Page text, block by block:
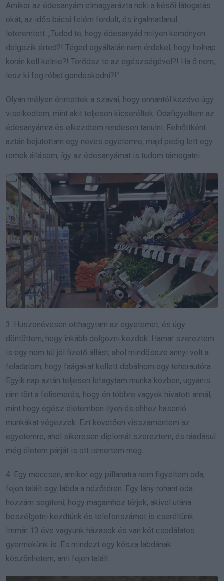
Amikor az édesanyám elmagyarázta neki a késői látogatás
okát, az idős bácsi felém fordult, és irgalmatlanul
leteremtett: „Tudod te, hogy édesanyád milyen keményen
dolgozik érted?! Téged egyáltalán nem érdekel, hogy holnap
korán kell kelnie?! Törődsz te az egészségével?! Ha ő nem,
lesz ki fog rólad gondoskodni?!”
Olyan mélyen érintettek a szavai, hogy onnantól kezdve úgy
viselkedtem, mint akit teljesen kicseréltek. Odafigyeltem az
édesanyámra és elkezdtem rendesen tanulni. Felnőttként
aztán bejutottam egy neves egyetemre, majd pedig lett egy
remek állásom, így az édesanyámat is tudom támogatni.
3. Huszonévesen otthagytam az egyetemet, és úgy
döntöttem, hogy inkább dolgozni kezdek. Hamar szereztem
is egy nem túl jól fizető állást, ahol mindössze annyi volt a
feladatom, hogy faágakat kellett dobálnom egy teherautóra.
Egyik nap aztán teljesen lefagytam munka közben, ugyanis
rám tört a felismerés, hogy én többre vagyok hivatott annál,
mint hogy egész életemben ilyen és ehhez hasonló
munkákat végezzek. Ezt követően visszamentem az
egyetemre, ahol sikeresen diplomát szereztem, és ráadásul
még életem párját is ott ismertem meg.
4. Egy meccsen, amikor egy pillanatra nem figyeltem oda,
fejen talált egy labda a nézőtéren. Egy lány rohant oda
hozzám segíteni, hogy magamhoz térjek, akivel utána
beszélgetni kezdtünk és telefonszámot is cseréltünk.
Immár 13 éve vagyunk házasok és van két csodálatos
gyermekünk is. És mindezt egy kósza labdának
köszönhetem, ami fejen talált.